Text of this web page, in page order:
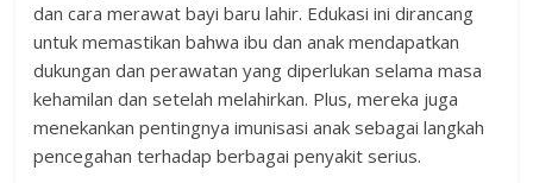
dan cara merawat bayi baru lahir. Edukasi ini dirancang
untuk memastikan bahwa ibu dan anak mendapatkan
dukungan dan perawatan yang diperlukan selama masa
kehamilan dan setelah melahirkan. Plus, mereka juga
menekankan pentingnya imunisasi anak sebagai langkah
pencegahan terhadap berbagai penyakit serius.